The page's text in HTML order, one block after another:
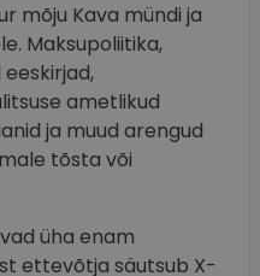
mõju Kava mündi ja
Maksupoliitika,
ametlikud
ja muud arengud
tõsta või
üha enam
ettevõtja säutsub X-